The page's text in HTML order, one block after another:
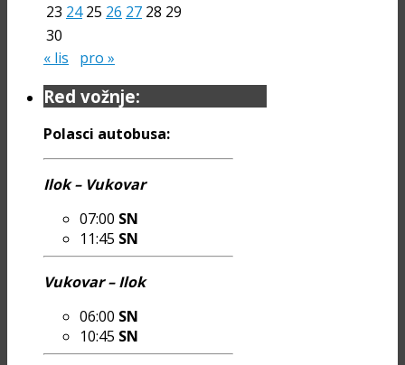
23 24 25 26 27 28 29
30
« lis
pro »
Red vožnje:
Polasci autobusa:
Ilok – Vukovar
07:00 SN
11:45 SN
Vukovar – Ilok
06:00 SN
10:45 SN